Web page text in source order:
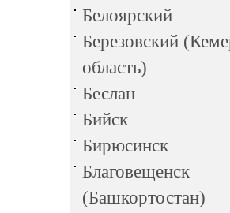
Белоярский
Березовский
область)
Беслан
Бийск
Бирюсинск
Благовещенск
(Башкортостан)